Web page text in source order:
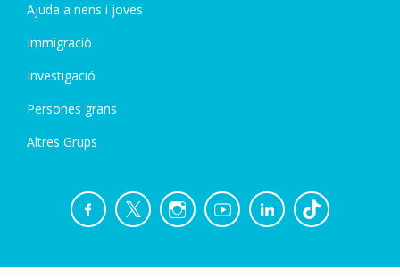
Ajuda a nens i joves
Immigració
Investigació
Persones grans
Altres Grups